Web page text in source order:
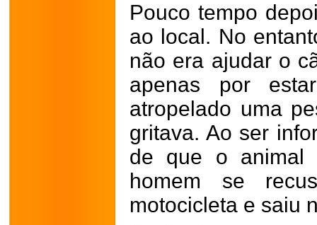
Pouco tempo
ao local. No
não era ajudar o
apenas por
atropelado uma
gritava. Ao ser
de que o animal
homem se
motocicleta e saiu